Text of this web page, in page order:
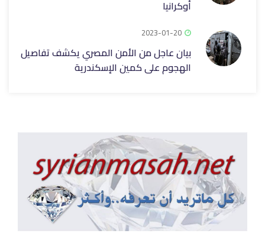
أوكرانيا
2023-01-20
بيان عاجل من الأمن المصري يكشف تفاصيل
الهجوم على كمين الإسكندرية